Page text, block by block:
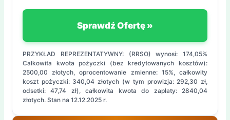
Sprawdź Ofertę »
PRZYKŁAD REPREZENTATYWNY: (RRSO) wynosi: 174,05%
Całkowita kwota pożyczki (bez kredytowanych kosztów):
2500,00 złotych, oprocentowanie zmienne: 15%, całkowity
koszt pożyczki: 340,04 złotych (w tym prowizja: 292,30 zł,
odsetki: 47,74 zł), całkowita kwota do zapłaty: 2840,04
złotych. Stan na 12.12.2025 r.